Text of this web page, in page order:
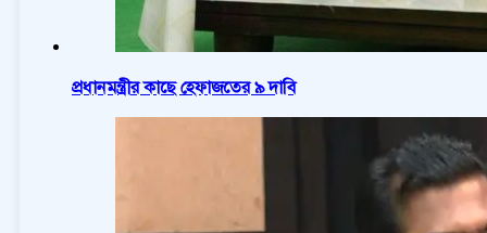
প্রধানমন্ত্রীর কাছে হেফাজতের ৯ দাবি